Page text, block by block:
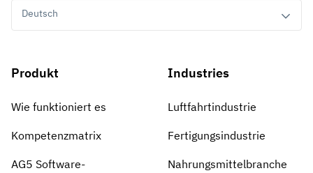
Deutsch
Produkt
Wie funktioniert es
Kompetenzmatrix
AG5 Software-
Industries
Luftfahrtindustrie
Fertigungsindustrie
Nahrungsmittelbranche